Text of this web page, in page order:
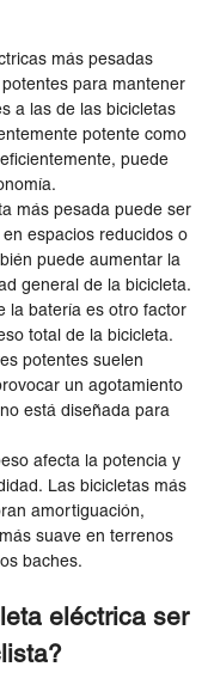
más pesadas
para mantener
a las de las bicicletas
potente como
puede
más pesada puede ser
espacios reducidos o
puede aumentar la
general de la bicicleta.
la batería es otro factor
total de la bicicleta.
potentes suelen
un agotamiento
está diseñada para
afecta la potencia y
Las bicicletas más
amortiguación,
suave en terrenos
baches.
eléctrica ser